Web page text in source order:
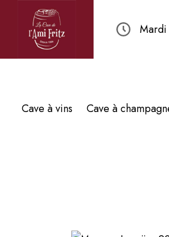
Mardi
Cave à vins Cave à